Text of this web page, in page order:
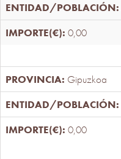
0,00
Gipuzkoa
0,00